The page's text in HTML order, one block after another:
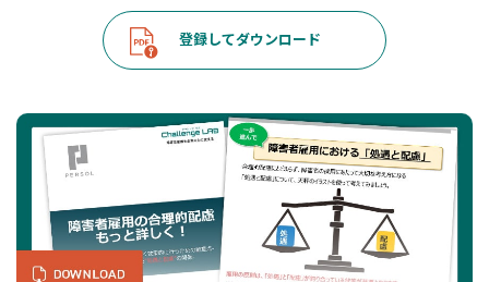
登録してダウンロード